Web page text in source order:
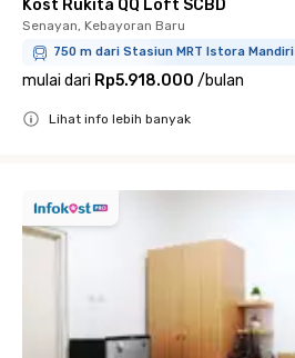
Kost Rukita QQ Loft SCBD
Senayan, Kebayoran Baru
750 m dari Stasiun MRT Istora Mandiri
mulai dari Rp5.918.000 /bulan
Lihat info lebih banyak